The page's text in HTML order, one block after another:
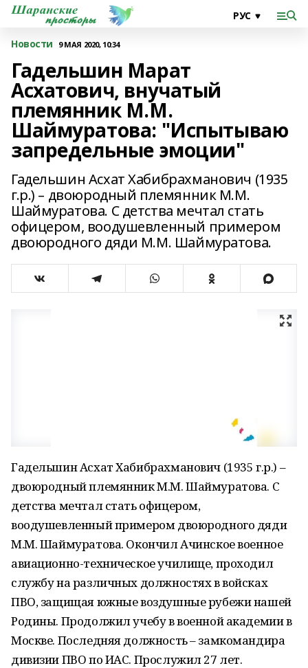
Новости 9 МАЯ 2020, 10:34
Гадельшин Марат
Асхатович, внучатый
племянник М.М.
Шаймуратова: "Испытываю
запредельные эмоции"
Гадельшин Асхат Хабибрахманович (1935
г.р.) – двоюродный племянник М.М.
Шаймуратова. С детства мечтал стать
офицером, воодушевленный примером
двоюродного дяди М.М. Шаймуратова.
Гадельшин Асхат Хабибрахманович (1935 г.р.) –
двоюродный племянник М.М. Шаймуратова. С
детства мечтал стать офицером,
воодушевленный примером двоюродного дяди
М.М. Шаймуратова. Окончил Ачинское военное
авиационно-техническое училище, проходил
службу на различных должностях в войсках
ПВО, защищая южные воздушные рубежи нашей
Родины. Продолжил учебу в военной академии в
Москве. Последняя должность – замкомандира
дивизии ПВО по ИАС. Прослужил 27 лет.